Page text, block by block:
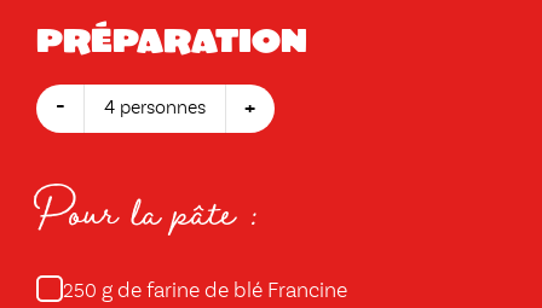
Préparation
- 4 personnes +
Pour la pâte :
250 g de farine de blé Francine